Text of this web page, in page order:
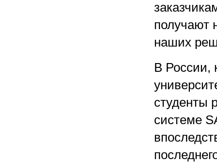
получают
наших
В России,
студенты
системе